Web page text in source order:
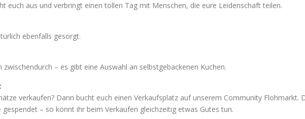
euch aus und verbringt einen tollen Tag mit Menschen, die eure Leidenschaft teilen.
ebenfalls gesorgt.
– es gibt eine Auswahl an selbstgebackenen Kuchen.
verkaufen? Dann bucht euch einen Verkaufsplatz auf unserem Community Flohmarkt.
gespendet – so könnt ihr beim Verkaufen gleichzeitig etwas Gutes tun.